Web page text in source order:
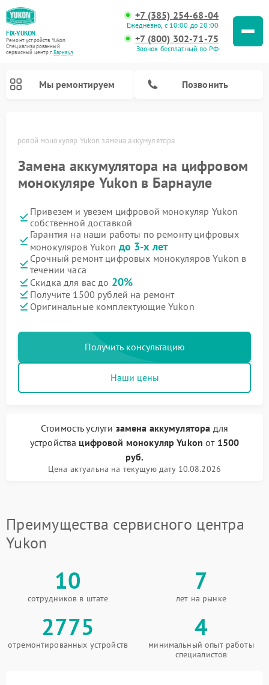
FIX-YUKON
Ремонт устройств Yukon
Специализированный
cервисный центр г.Барнаул
+7 (385) 254-68-04
Ежедневно, с 10:00 до 20:00
+7 (800) 302-71-75
Звонок бесплатный по РФ
Мы ремонтируем Позвонить
Цифровой монокуляр Yukon замена аккумулятора
Замена аккумулятора на цифровом
монокуляре Yukon в Барнауле
Привезем и увезем цифровой монокуляр Yukon
собственной доставкой
Гарантия на наши работы по ремонту цифровых
монокуляров Yukon до 3-х лет
Срочный ремонт цифровых монокуляров Yukon в
течении часа
Скидка для вас до 20%
Получите 1500 рублей на ремонт
Оригинальные комплектующие Yukon
Получить консультацию
Наши цены
Стоимость услуги замена аккумулятора для
устройства цифровой монокуляр Yukon от 1500
руб.
Цена актуальна на текущую дату 10.08.2026
Преимущества сервисного центра
Yukon
10
сотрудников в штате
7
лет на рынке
2775
отремонтированных устройств
4
минимальный опыт работы
специалистов